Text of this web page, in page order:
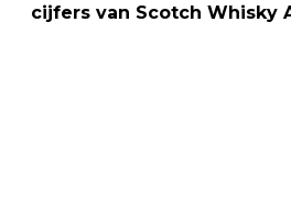
cijfers van Scotch Whisky